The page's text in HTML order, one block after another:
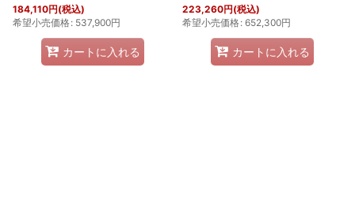
184,110円(税込)
希望小売価格: 537,900円
カートに入れる
223,260円(税込)
希望小売価格: 652,300円
カートに入れる